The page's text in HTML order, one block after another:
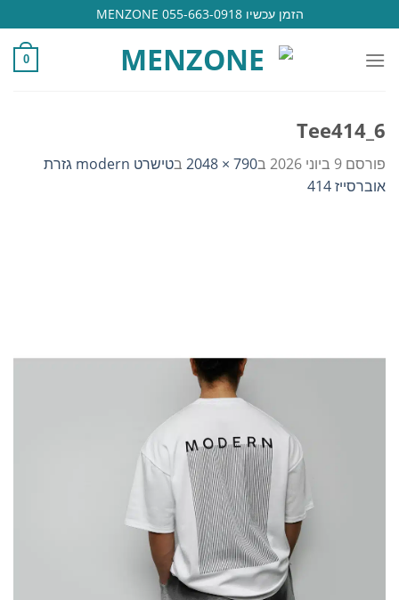
to
content
הזמן עכשיו 055-663-0918 MENZONE
0
Tee414_6
פורסם 9 ביוני 2026 ב790 × 2048 ב
טישרט modern גזרת
אוברסייז 414